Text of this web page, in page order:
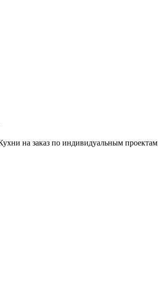
на заказ по индивидуальным проектам